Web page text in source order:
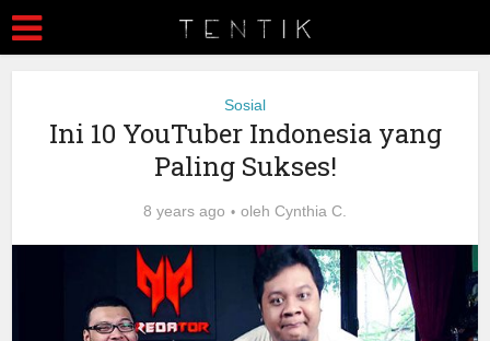
Sosial
Ini 10 YouTuber Indonesia yang
Paling Sukses!
8 years ago oleh Cynthia C.